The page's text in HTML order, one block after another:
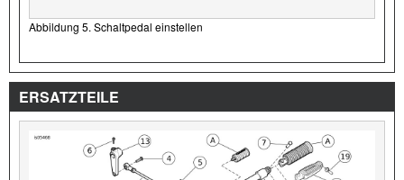
Abbildung 5. Schaltpedal einstellen
ERSATZTEILE